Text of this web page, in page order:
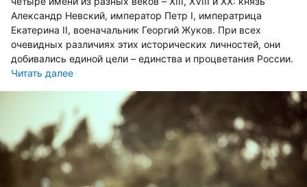
Александр Невский, император Петр I, императрица
Екатерина II, военачальник Георгий Жуков. При всех
очевидных различиях этих исторических личностей, они
добивались единой цели – единства и процветания России.
Читать далее